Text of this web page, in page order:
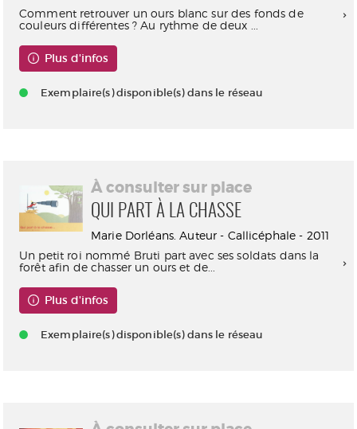
Comment retrouver un ours blanc sur des fonds de
couleurs différentes ? Au rythme de deux ...
Plus d'infos
Exemplaire(s) disponible(s) dans le réseau
À consulter sur place
QUI PART À LA CHASSE
Marie Dorléans. Auteur - Callicéphale - 2011
Un petit roi nommé Bruti part avec ses soldats dans la
forêt afin de chasser un ours et de...
Plus d'infos
Exemplaire(s) disponible(s) dans le réseau